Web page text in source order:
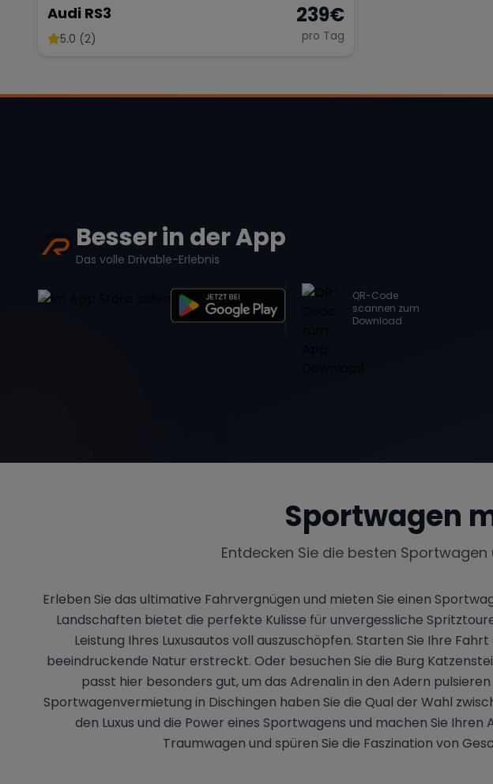
Audi RS3
5.0 (2)
239€
pro Tag
Besser in der App
Das volle Drivable-Erlebnis
QR-Code
scannen zum
Download
Sportwagen
Entdecken Sie die besten
Erleben Sie das ultimative Fahrvergnügen und mieten Sie einen
Landschaften bietet die perfekte Kulisse für unvergessliche
Leistung Ihres Luxusautos voll auszuschöpfen. Starten Sie Ihre
beeindruckende Natur erstreckt. Oder besuchen Sie die Burg
passt hier besonders gut, um das Adrenalin in den Adern
Sportwagenvermietung in Dischingen haben Sie die Qual der Wahl
den Luxus und die Power eines Sportwagens und machen Sie
Traumwagen und spüren Sie die Faszination von